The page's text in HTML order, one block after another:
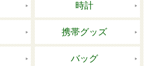
時計
携帯グッズ
バッグ